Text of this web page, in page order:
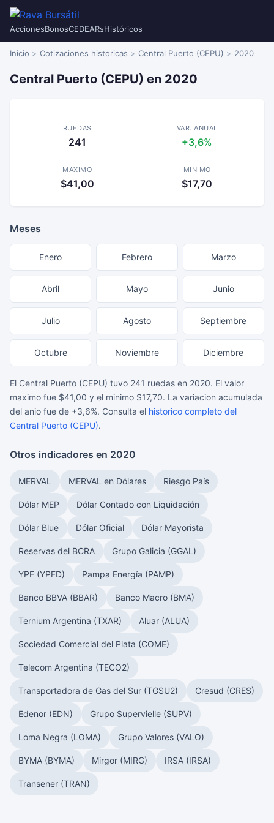
AccionesBonosCEDEARsHistóricos
Inicio Cotizaciones historicas Central Puerto (CEPU) 2020
Central Puerto (CEPU) en 2020
RUEDAS
241
VAR. ANUAL
+3,6%
MAXIMO
$41,00
MINIMO
$17,70
Meses
Enero Febrero Marzo
Abril Mayo Junio
Julio Agosto Septiembre
Octubre Noviembre Diciembre
El Central Puerto (CEPU) tuvo 241 ruedas en 2020. El valor
maximo fue $41,00 y el minimo $17,70. La variacion acumulada
del anio fue de +3,6%. Consulta el historico completo del
Central Puerto (CEPU).
Otros indicadores en 2020
MERVAL MERVAL en Dólares Riesgo País
Dólar MEP Dólar Contado con Liquidación
Dólar Blue Dólar Oficial Dólar Mayorista
Reservas del BCRA Grupo Galicia (GGAL)
YPF (YPFD) Pampa Energía (PAMP)
Banco BBVA (BBAR) Banco Macro (BMA)
Ternium Argentina (TXAR) Aluar (ALUA)
Sociedad Comercial del Plata (COME)
Telecom Argentina (TECO2)
Transportadora de Gas del Sur (TGSU2) Cresud (CRES)
Edenor (EDN) Grupo Supervielle (SUPV)
Loma Negra (LOMA) Grupo Valores (VALO)
BYMA (BYMA) Mirgor (MIRG) IRSA (IRSA)
Transener (TRAN)